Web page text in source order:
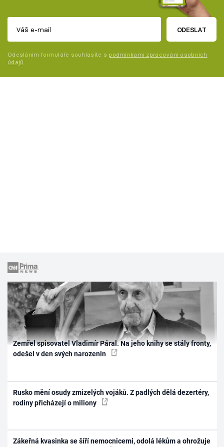
ODESLAT
Odesláním formuláře souhlasíte s podmínkami zpracování osobních
údajů
Zemřel spisovatel Vladimír Páral. Na jeho knihy se stály fronty,
odešel v den svých narozenin
Rusko mění osudy zmizelých vojáků. Z padlých dělá dezertéry,
rodiny přicházejí o miliony
Zákeřná kvasinka se šíří nemocnicemi, odolá lékům a ohrožuje